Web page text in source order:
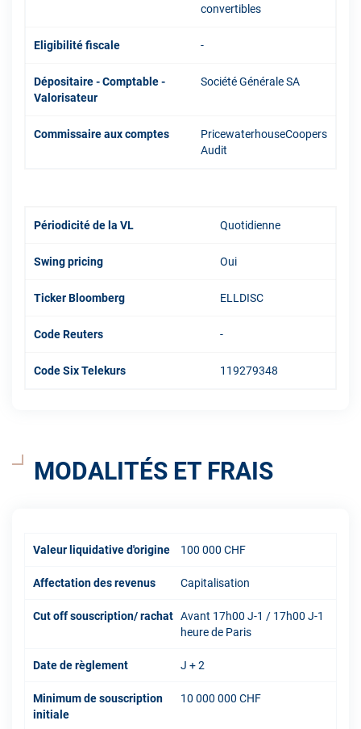
convertibles
Eligibilité fiscale -
Dépositaire - Comptable -
Valorisateur
Société Générale SA
Commissaire aux comptes
PricewaterhouseCoopers
Audit
Périodicité de la VL Quotidienne
Swing pricing Oui
Ticker Bloomberg ELLDISC
Code Reuters -
Code Six Telekurs 119279348
MODALITÉS ET FRAIS
Valeur liquidative d'origine 100 000 CHF
Affectation des revenus Capitalisation
Cut off souscription/ rachat Avant 17h00 J-1 / 17h00 J-1
heure de Paris
Date de règlement J + 2
Minimum de souscription
initiale
10 000 000 CHF